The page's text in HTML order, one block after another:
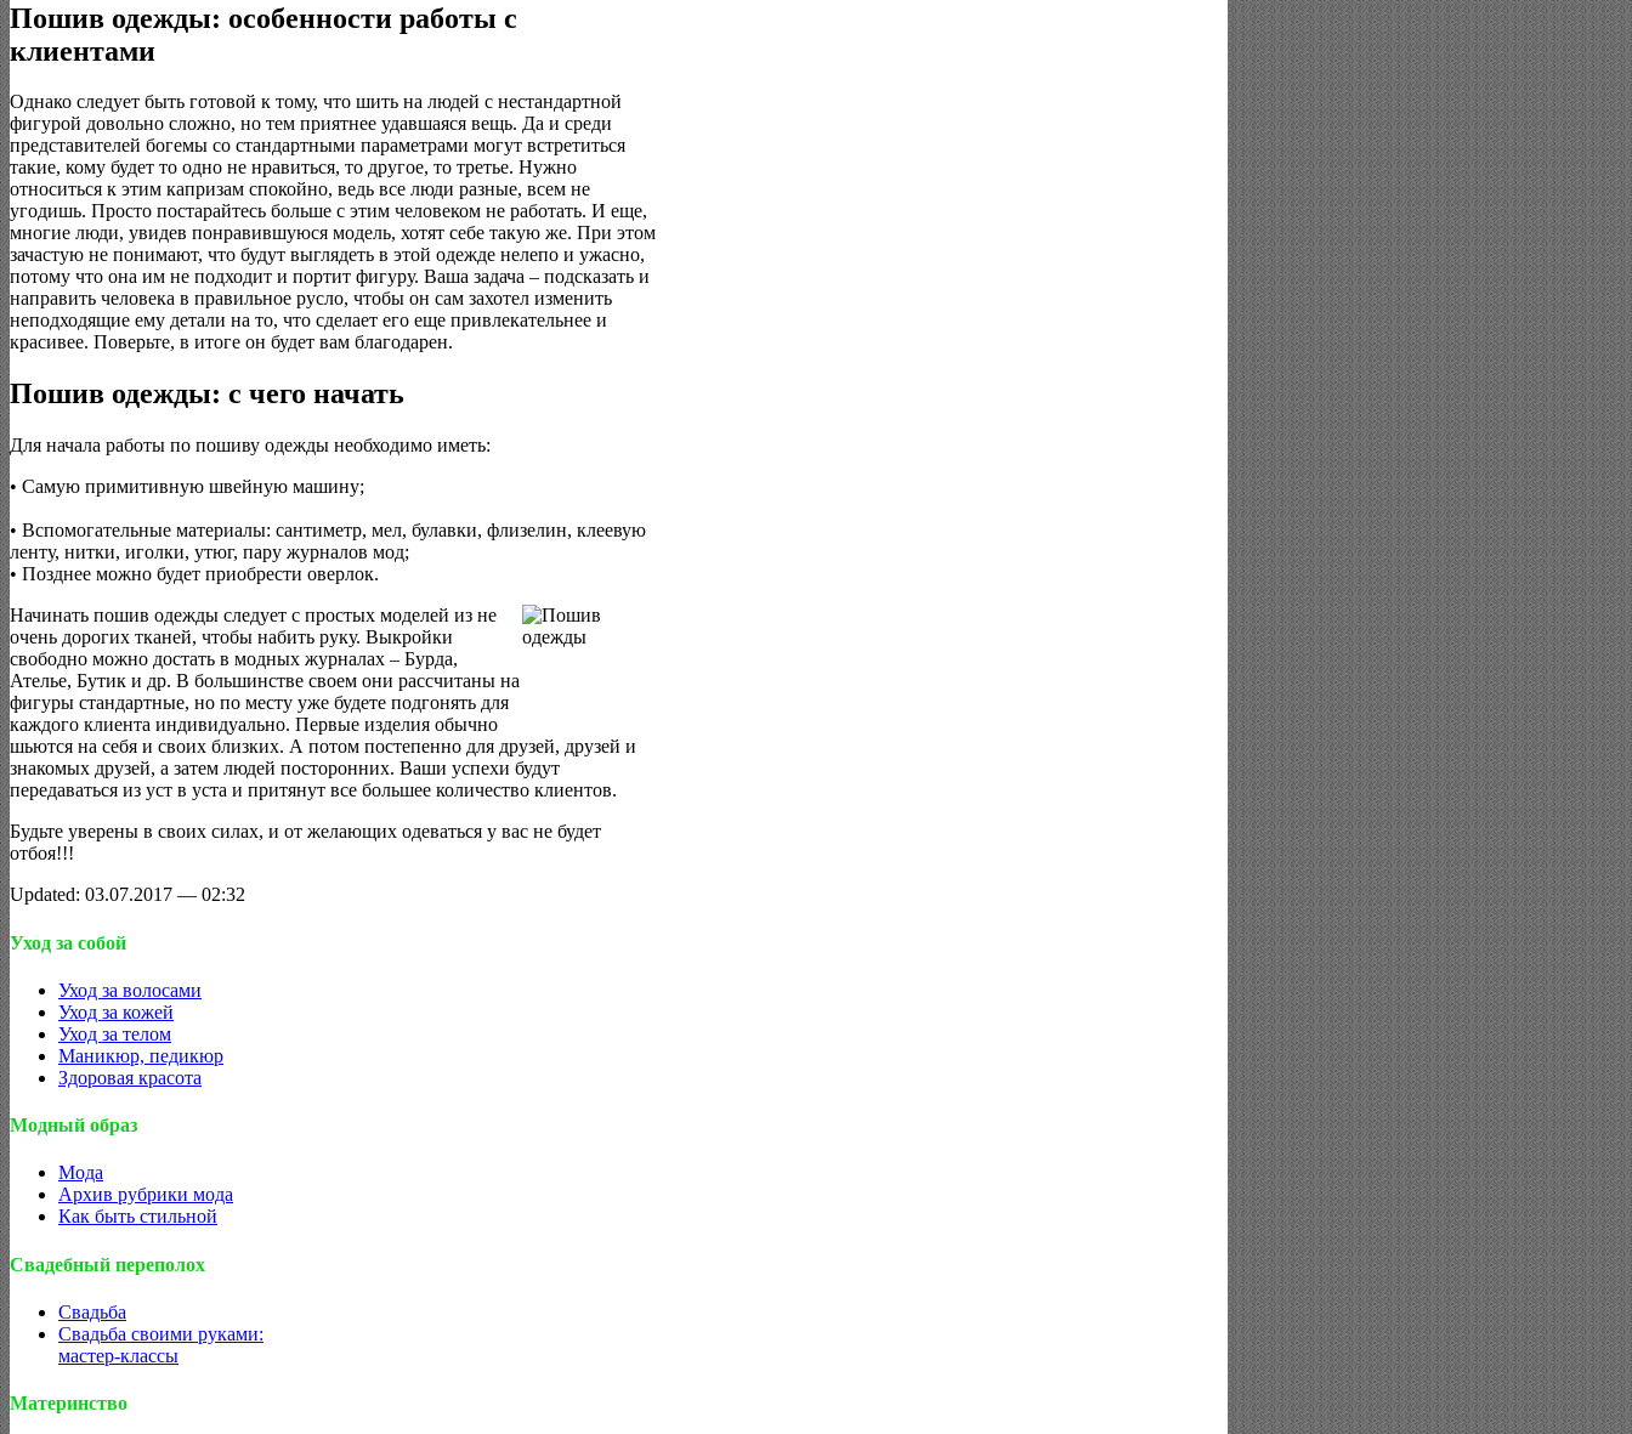
Пошив одежды: особенности работы с
клиентами
Однако следует быть готовой к тому, что шить на людей с нестандартной
фигурой довольно сложно, но тем приятнее удавшаяся вещь. Да и среди
представителей богемы со стандартными параметрами могут встретиться
такие, кому будет то одно не нравиться, то другое, то третье. Нужно
относиться к этим капризам спокойно, ведь все люди разные, всем не
угодишь. Просто постарайтесь больше с этим человеком не работать. И еще,
многие люди, увидев понравившуюся модель, хотят себе такую же. При этом
зачастую не понимают, что будут выглядеть в этой одежде нелепо и ужасно,
потому что она им не подходит и портит фигуру. Ваша задача – подсказать и
направить человека в правильное русло, чтобы он сам захотел изменить
неподходящие ему детали на то, что сделает его еще привлекательнее и
красивее. Поверьте, в итоге он будет вам благодарен.
Пошив одежды: с чего начать
Для начала работы по пошиву одежды необходимо иметь:
• Самую примитивную швейную машину;
• Вспомогательные материалы: сантиметр, мел, булавки, флизелин, клеевую
ленту, нитки, иголки, утюг, пару журналов мод;
• Позднее можно будет приобрести оверлок.
Начинать пошив одежды следует с простых моделей из не
очень дорогих тканей, чтобы набить руку. Выкройки
свободно можно достать в модных журналах – Бурда,
Ателье, Бутик и др. В большинстве своем они рассчитаны на
фигуры стандартные, но по месту уже будете подгонять для
каждого клиента индивидуально. Первые изделия обычно
шьются на себя и своих близких. А потом постепенно для друзей, друзей и
знакомых друзей, а затем людей посторонних. Ваши успехи будут
передаваться из уст в уста и притянут все большее количество клиентов.
Будьте уверены в своих силах, и от желающих одеваться у вас не будет
отбоя!!!
Updated: 03.07.2017 — 02:32
Уход за собой
Уход за волосами
Уход за кожей
Уход за телом
Маникюр, педикюр
Здоровая красота
Модный образ
Мода
Архив рубрики мода
Как быть стильной
Свадебный переполох
Свадьба
Свадьба своими руками:
мастер-классы
Материнство